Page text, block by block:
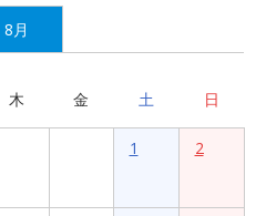
8月
木 金 土 日
1 2